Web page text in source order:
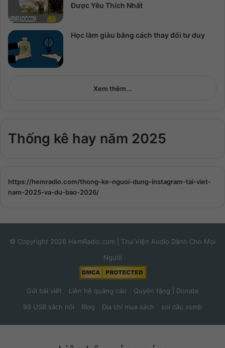
Được Yêu Thích Nhất
Học làm giàu bằng cách thay đổi tư duy
Xem thêm...
Thống kê hay năm 2025
https://hemradio.com/thong-ke-nguoi-dung-instagram-tai-viet-
nam-2025-va-du-bao-2026/
© Copyright 2026 HemRadio.com | Thư Viện Audio Dành Cho Mọi
Người
Gửi bài viết Liên hệ quảng cáo
Quyên tặng | Donate
99 USB sách nói
Blog Địa chỉ mua sách soi cầu xsmb